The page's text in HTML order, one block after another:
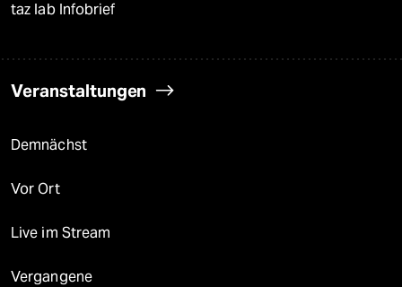
taz lab Infobrief
Veranstaltungen
Demnächst
Vor Ort
Live im Stream
Vergangene